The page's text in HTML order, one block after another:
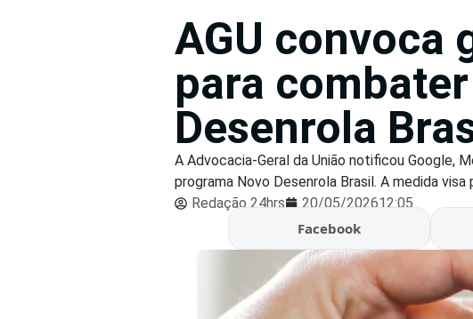
AGU convoca
para
Desenrola
A Advocacia-Geral da União notificou Google,
programa Novo Desenrola Brasil. A medida visa
Redação 24hrs
20/05/202612:05
Facebook